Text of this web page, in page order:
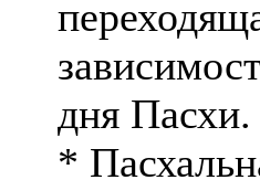
дня Пасхи.
*